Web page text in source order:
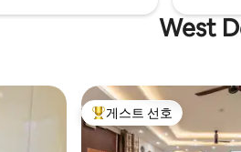
West
상위 게스트 선호
게스트 선호